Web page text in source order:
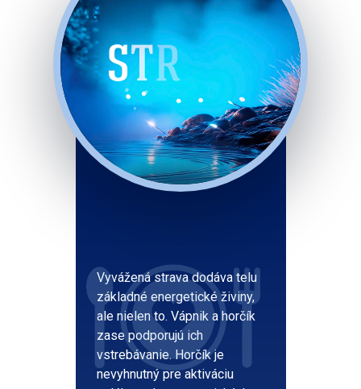
Vyvážená strava dodáva telu
základné energetické živiny,
ale nielen to. Vápnik a horčík
zase podporujú ich
vstrebávanie. Horčík je
nevyhnutný pre aktiváciu